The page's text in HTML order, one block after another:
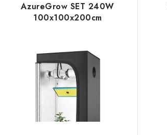
AzureGrow SET 240W
100x100x200cm